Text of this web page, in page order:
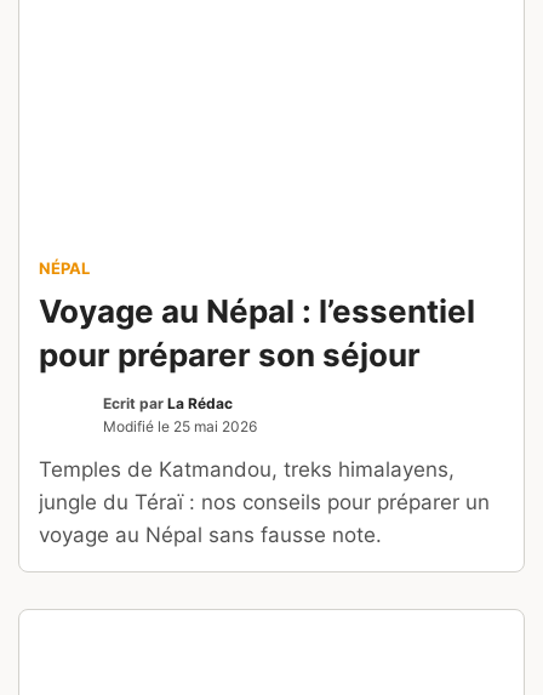
NÉPAL
Voyage au Népal : l’essentiel
pour préparer son séjour
Ecrit par La Rédac
Modifié le 25 mai 2026
Temples de Katmandou, treks himalayens,
jungle du Téraï : nos conseils pour préparer un
voyage au Népal sans fausse note.